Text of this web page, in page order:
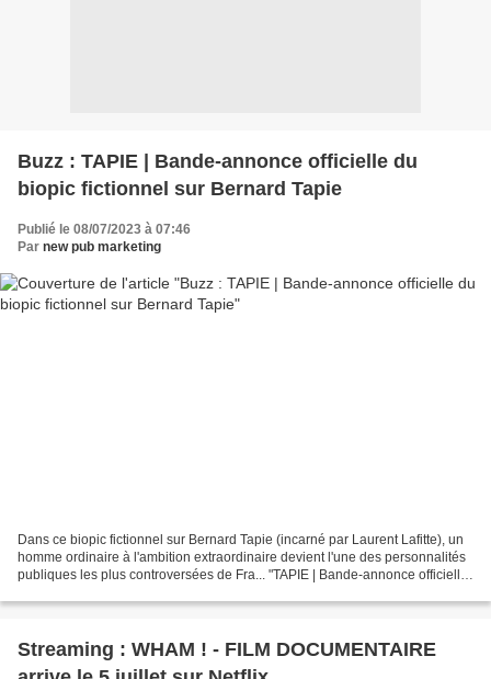
Buzz : TAPIE | Bande-annonce officielle du
biopic fictionnel sur Bernard Tapie
Publié le 08/07/2023 à 07:46
Par new pub marketing
Dans ce biopic fictionnel sur Bernard Tapie (incarné par Laurent Lafitte), un
homme ordinaire à l'ambition extraordinaire devient l'une des personnalités
publiques les plus controversées de Fra... "TAPIE | Bande-annonce officielle
Streaming : WHAM ! - FILM DOCUMENTAIRE